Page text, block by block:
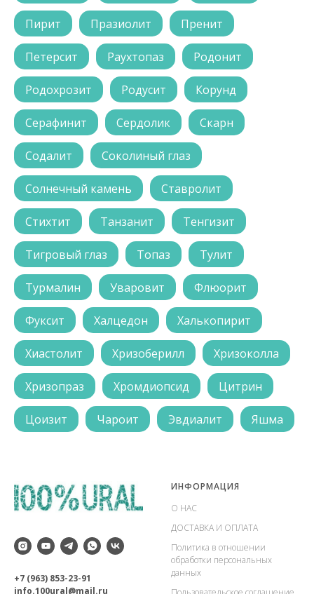
Пирит Празиолит Пренит
Петерсит Раухтопаз Родонит
Родохрозит Родусит Корунд
Серафинит Сердолик Скарн
Содалит Соколиный глаз
Солнечный камень Ставролит
Стихтит Танзанит Тенгизит
Тигровый глаз Топаз Тулит
Турмалин Уваровит Флюорит
Фуксит Халцедон Халькопирит
Хиастолит Хризоберилл Хризоколла
Хризопраз Хромдиопсид Цитрин
Цоизит Чароит Эвдиалит Яшма
+7 (963) 853-23-91
info.100ural@mail.ru
ИНФОРМАЦИЯ
О НАС
ДОСТАВКА И ОПЛАТА
Политика в отношении
обработки персональных
данных